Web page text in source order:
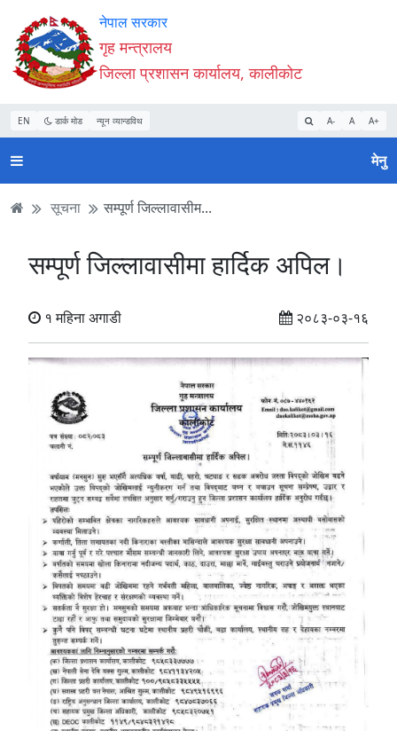
Accessibility
Mode
सुरु
गर्नुहोस्
सामाग्री
पढ्नुहाेस्
नेभिगेसन
पढ्नुहाेस्
वेबसाइट
खोजमा
जानुहोस्
नेपाल सरकार
गृह मन्त्रालय
जिल्ला प्रशासन कार्यालय, कालीकोट
EN डार्क मोड न्यून व्यान्डविथ A- A A+
मेनु
सूचना सम्पूर्ण जिल्लावासीम...
सम्पूर्ण जिल्लावासीमा हार्दिक अपिल।
१ महिना अगाडी २०८३-०३-१६